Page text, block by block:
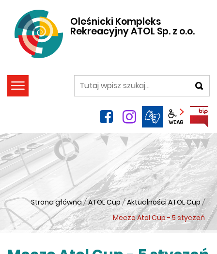
Oleśnicki Kompleks
Rekreacyjny ATOL Sp. z o.o.
szukaj
facebookinstagram
Panel
Strona główna / ATOL Cup / Aktualności ATOL Cup /
Mecze Atol Cup - 5 styczeń